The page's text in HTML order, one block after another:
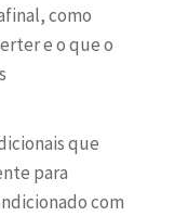
como
e o que o
que
para
com